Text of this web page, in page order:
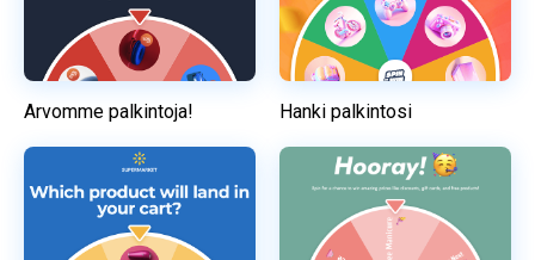
Arvomme palkintoja! Hanki palkintosi